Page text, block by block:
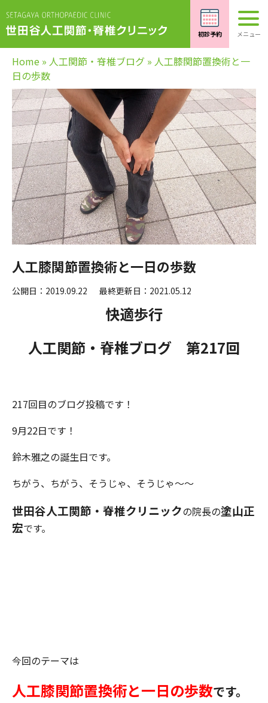
Home » 人工関節・脊椎ブログ » 人工膝関節置換術と一
日の歩数
人工膝関節置換術と一日の歩数
公開日：2019.09.22 最終更新日：2021.05.12
快適歩行
人工関節・脊椎ブログ 第217回
217回目のブログ投稿です！
9月22日です！
鈴木雅之の誕生日です。
ちがう、ちがう、そうじゃ、そうじゃ～～
世田谷人工関節・脊椎クリニックの院長の塗山正
宏です。
今回のテーマは
人工膝関節置換術と一日の歩数です。